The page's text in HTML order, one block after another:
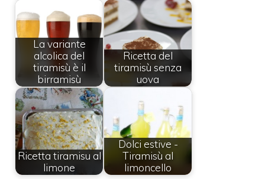
La variante
alcolica del
tiramisù è il
birramisù
Ricetta del
tiramisù senza
uova
Ricetta tiramisu al
limone
Dolci estive -
Tiramisù al
limoncello